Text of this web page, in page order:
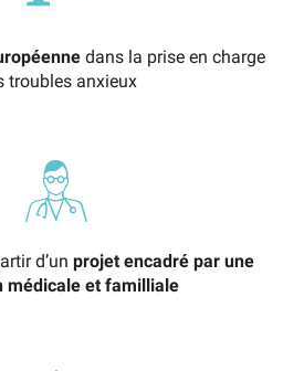
dans la prise en charge
troubles anxieux
d’un projet encadré par une
médicale et familliale